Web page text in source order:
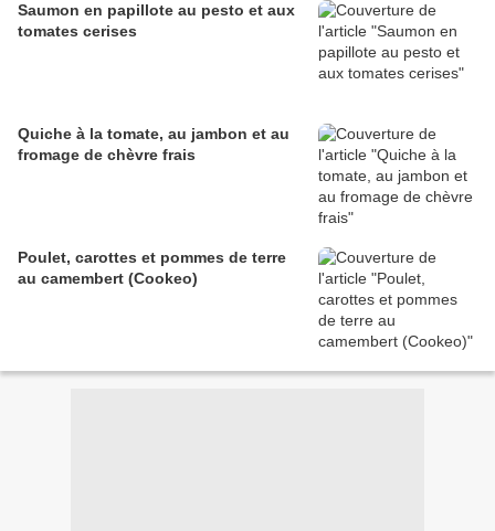
Saumon en papillote au pesto et aux
tomates cerises
Quiche à la tomate, au jambon et au
fromage de chèvre frais
Poulet, carottes et pommes de terre
au camembert (Cookeo)